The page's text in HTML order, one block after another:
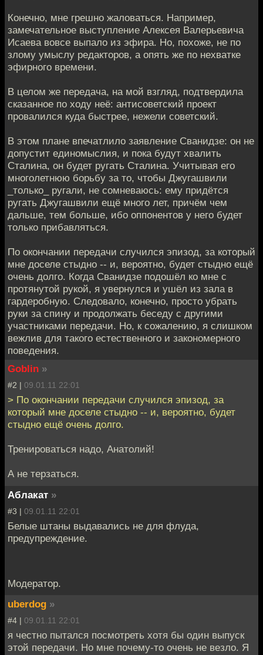
Конечно, мне грешно жаловаться. Например,
замечательное выступление Алексея Валерьевича
Исаева вовсе выпало из эфира. Но, похоже, не по
злому умыслу редакторов, а опять же по нехватке
эфирного времени.
В целом же передача, на мой взгляд, подтвердила
сказанное по ходу неё: антисоветский проект
провалился куда быстрее, нежели советский.
В этом плане впечатлило заявление Сванидзе: он не
допустит единомыслия, и пока будут хвалить
Сталина, он будет ругать Сталина. Учитывая его
многолетнюю борьбу за то, чтобы Джугашвили
_только_ ругали, не сомневаюсь: ему придётся
ругать Джугашвили ещё много лет, причём чем
дальше, тем больше, ибо оппонентов у него будет
только прибавляться.
По окончании передачи случился эпизод, за который
мне доселе стыдно -- и, вероятно, будет стыдно ещё
очень долго. Когда Сванидзе подошёл ко мне с
протянутой рукой, я увернулся и ушёл из зала в
гардеробную. Следовало, конечно, просто убрать
руки за спину и продолжать беседу с другими
участниками передачи. Но, к сожалению, я слишком
вежлив для такого естественного и закономерного
поведения.
Goblin »
#2 | 09.01.11 22:01
> По окончании передачи случился эпизод, за
который мне доселе стыдно -- и, вероятно, будет
стыдно ещё очень долго.
Тренироваться надо, Анатолий!
А не терзаться.
Аблакат »
#3 | 09.01.11 22:01
Белые штаны выдавались не для флуда,
предупреждение.
Модератор.
uberdog »
#4 | 09.01.11 22:01
я честно пытался посмотреть хотя бы один выпуск
этой передачи. Но мне почему-то очень не везло. Я